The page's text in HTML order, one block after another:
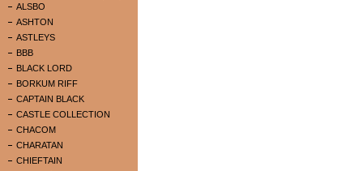
ALSBO
ASHTON
ASTLEYS
BBB
BLACK LORD
BORKUM RIFF
CAPTAIN BLACK
CASTLE COLLECTION
CHACOM
CHARATAN
CHIEFTAIN